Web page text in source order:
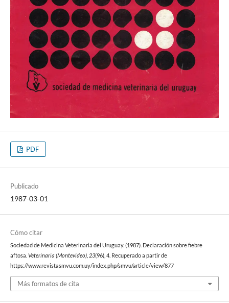
PDF
Publicado
1987-03-01
Cómo citar
Sociedad de Medicina Veterinaria del Uruguay. (1987). Declaración sobre fiebre
aftosa. Veterinaria (Montevideo), 23(96), 4. Recuperado a partir de
https://www.revistasmvu.com.uy/index.php/smvu/article/view/877
Más formatos de cita